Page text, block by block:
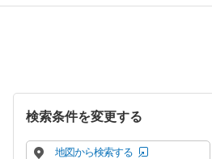
検索条件を変更する
地図から検索する